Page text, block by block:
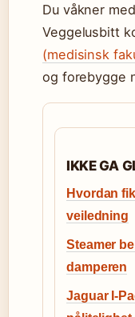
Du våkner
Veggelusbitt
(medisinsk
og forebygge
IKKE GA
Hvordan
veiledning
Steamer
damperen
Jaguar I-